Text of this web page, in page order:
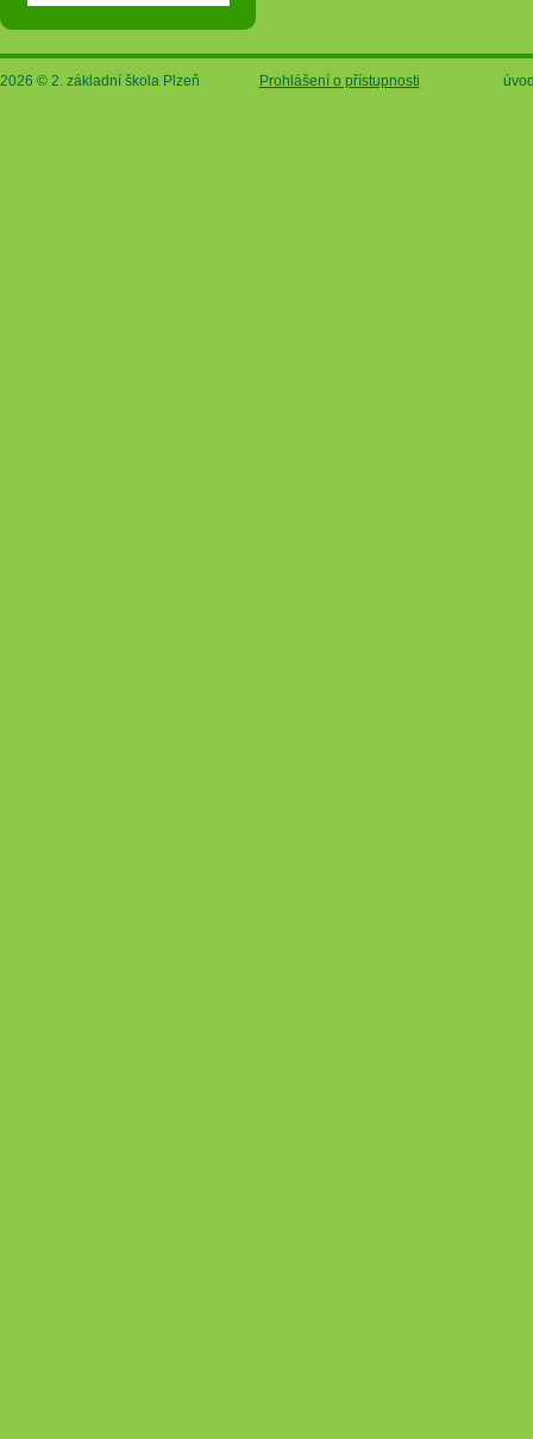
2026 © 2. základní škola Plzeň Prohlášení o přístupnosti